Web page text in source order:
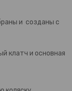
и созданы с
клатч и основная